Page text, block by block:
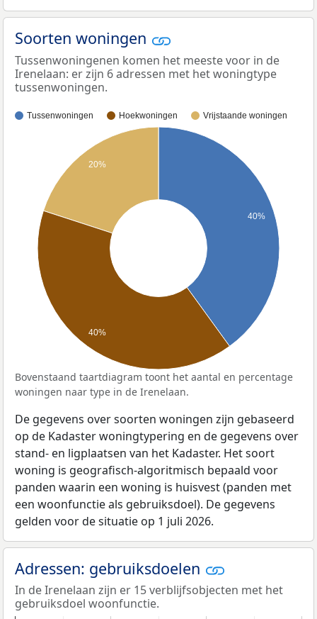
Soorten woningen
Tussenwoningenen komen het meeste voor in de
Irenelaan: er zijn 6 adressen met het woningtype
tussenwoningen.
Tussenwoningen Hoekwoningen Vrijstaande woningen
40%
20%
40%
Bovenstaand taartdiagram toont het aantal en percentage
woningen naar type in de Irenelaan.
De gegevens over soorten woningen zijn gebaseerd
op de Kadaster woningtypering en de gegevens over
stand- en ligplaatsen van het Kadaster. Het soort
woning is geografisch-algoritmisch bepaald voor
panden waarin een woning is huisvest (panden met
een woonfunctie als gebruiksdoel). De gegevens
gelden voor de situatie op 1 juli 2026.
Adressen: gebruiksdoelen
In de Irenelaan zijn er 15 verblijfsobjecten met het
gebruiksdoel woonfunctie.